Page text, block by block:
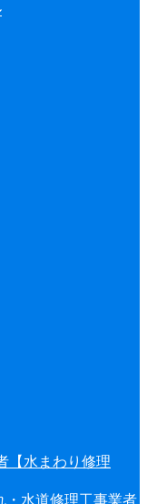
・水道修理工事業者